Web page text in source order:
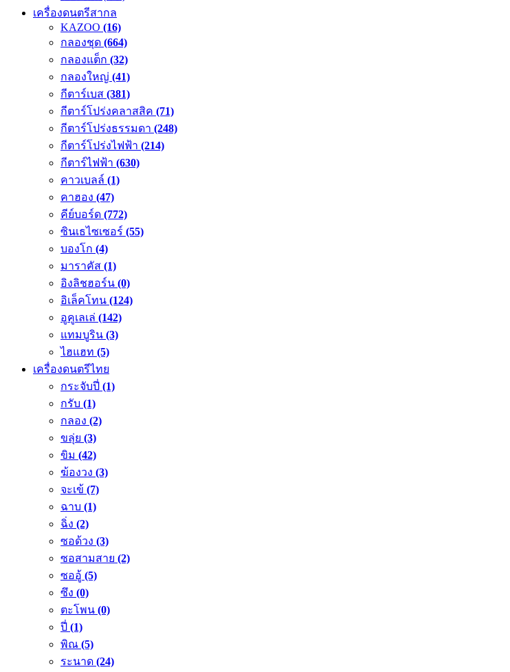
เครื่องดนตรีสากล
KAZOO (16)
กลองชุด (664)
กลองแต็ก (32)
กลองใหญ่ (41)
กีตาร์เบส (381)
กีตาร์โปร่งคลาสสิค (71)
กีตาร์โปร่งธรรมดา (248)
กีตาร์โปร่งไฟฟ้า (214)
กีตาร์ไฟฟ้า (630)
คาวเบลล์ (1)
คาฮอง (47)
คีย์บอร์ด (772)
ซินเธไซเซอร์ (55)
บองโก (4)
มาราคัส (1)
อิงลิชฮอร์น (0)
อิเล็คโทน (124)
อูคูเลเล่ (142)
แทมบูริน (3)
ไฮแฮท (5)
เครื่องดนตรีไทย
กระจับปี่ (1)
กรับ (1)
กลอง (2)
ขลุ่ย (3)
ขิม (42)
ฆ้องวง (3)
จะเข้ (7)
ฉาบ (1)
ฉิ่ง (2)
ซอด้วง (3)
ซอสามสาย (2)
ซออู้ (5)
ซึง (0)
ตะโพน (0)
ปี่ (1)
พิณ (5)
ระนาด (24)